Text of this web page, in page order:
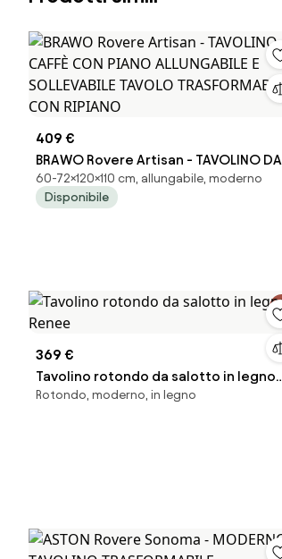
409 €
BRAWO Rovere Artisan - TAVOLINO DA
CAFFÈ CON PIANO ALLUNGABILE E
SOLLEVABILE TAVOLO TRASFORMABILE
60-72×120×110 cm, allungabile, moderno
Disponibile
369 €
Tavolino rotondo da salotto in legno
Renee
Rotondo, moderno, in legno